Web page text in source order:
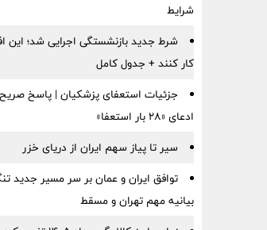
شرایط
کار کنند + جدول کامل
جزئیات استعفای پزشکیان | پاسخ
ادعای «۲۸ بار استعفا»
سیر تا پیاز سهم ایران از دریای خزر
توافق ایران و عمان بر سر مسیر جدید
بیانیه مهم تهران و مسقط